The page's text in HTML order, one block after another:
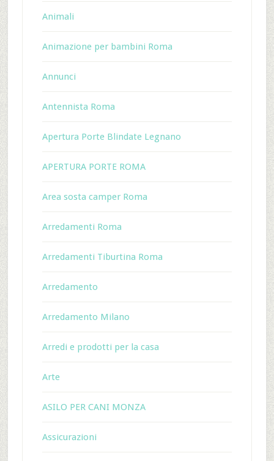
Animali
Animazione per bambini Roma
Annunci
Antennista Roma
Apertura Porte Blindate Legnano
APERTURA PORTE ROMA
Area sosta camper Roma
Arredamenti Roma
Arredamenti Tiburtina Roma
Arredamento
Arredamento Milano
Arredi e prodotti per la casa
Arte
ASILO PER CANI MONZA
Assicurazioni